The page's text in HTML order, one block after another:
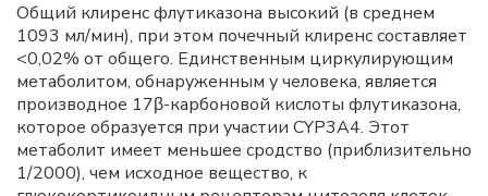
Общий клиренс флутиказона высокий (в среднем
1093 мл/мин), при этом почечный клиренс составляет
<0,02% от общего. Единственным циркулирующим
метаболитом, обнаруженным у человека, является
производное 17β-карбоновой кислоты флутиказона,
которое образуется при участии CYP3A4. Этот
метаболит имеет меньшее сродство (приблизительно
1/2000), чем исходное вещество, к